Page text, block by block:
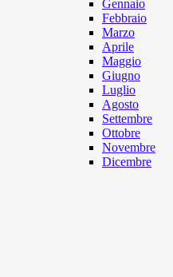
Gennaio
Febbraio
Marzo
Aprile
Maggio
Giugno
Luglio
Agosto
Settembre
Ottobre
Novembre
Dicembre